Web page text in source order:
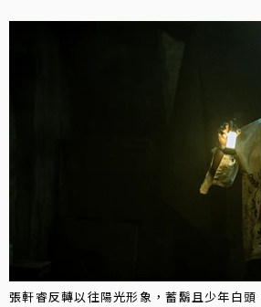
張軒睿反轉以往陽光形象，蓄鬍且少年白